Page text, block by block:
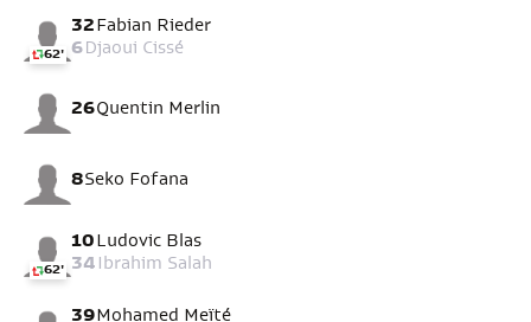
32 Fabian Rieder
6 Djaoui Cissé
62'
26Quentin Merlin
8Seko Fofana
10 Ludovic Blas
34
Ibrahim Salah
62'
39 Mohamed Meïté